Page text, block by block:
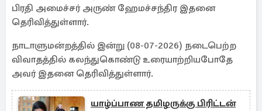
பிரதி அமைச்சர் அருண் ஹேமச்சந்திர இதனை
தெரிவித்துள்ளார்.
நாடாளுமன்றத்தில் இன்று (08-07-2026) நடைபெற்ற
விவாதத்தில் கலந்துகொண்டு உரையாற்றியபோதே
அவர் இதனை தெரிவித்துள்ளார்.
யாழ்ப்பாண தமிழருக்கு பிரிட்டன்